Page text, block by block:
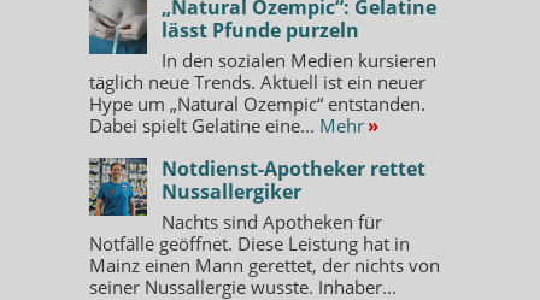
„Natural Ozempic“: Gelatine
lässt Pfunde purzeln
In den sozialen Medien kursieren
täglich neue Trends. Aktuell ist ein neuer
Hype um „Natural Ozempic“ entstanden.
Dabei spielt Gelatine eine... Mehr »
Notdienst-Apotheker rettet
Nussallergiker
Nachts sind Apotheken für
Notfälle geöffnet. Diese Leistung hat in
Mainz einen Mann gerettet, der nichts von
seiner Nussallergie wusste. Inhaber...